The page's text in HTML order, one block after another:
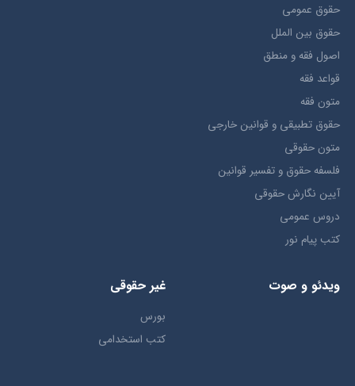
حقوق عمومی
حقوق بين الملل
اصول فقه و منطق
قواعد فقه
متون فقه
حقوق تطبيقي و قوانین خارجی
متون حقوقي
فلسفه حقوق و تفسیر قوانین
آیین نگارش حقوقی
دروس عمومی
کتب پیام نور
ویدئو و صوت غیر حقوقی
بورس
کتب استخدامی